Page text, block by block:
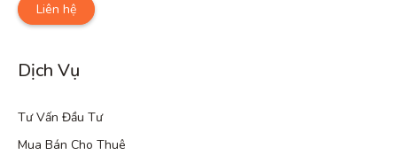
Liên hệ
Dịch Vụ
Tư Vấn Đầu Tư
Mua Bán Cho Thuê